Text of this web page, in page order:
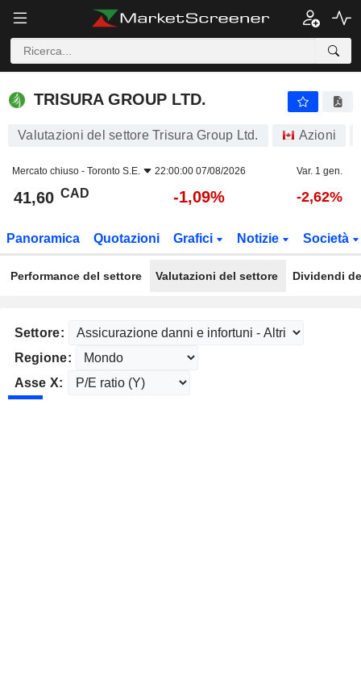
TRISURA GROUP LTD.
TRISURA GROUP LTD.
Valutazioni del settore Trisura Group Ltd. Azioni
Mercato chiuso - Toronto S.E. 22:00:00 07/08/2026 Var. 1 gen.
41,60 CAD -1,09% -2,62%
Panoramica Quotazioni Grafici Notizie Società
Performance del settore Valutazioni del settore Dividendi
Settore:
Regione:
Asse X: